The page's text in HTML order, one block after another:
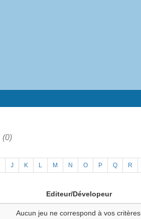
(0)
J K L M N O P Q R
Editeur/Dévelopeur
Aucun jeu ne correspond à vos critères.